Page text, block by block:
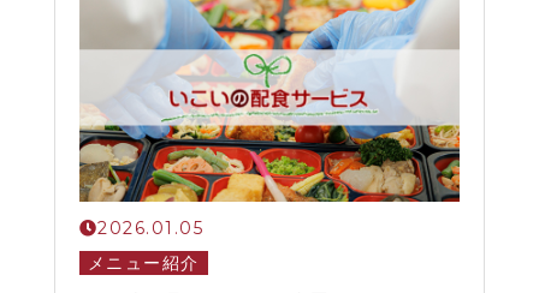
2026.01.05
メニュー紹介